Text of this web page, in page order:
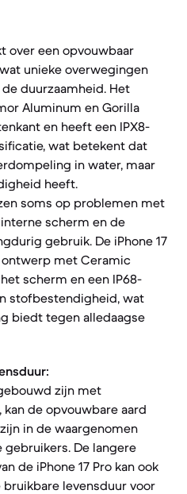
over een opvouwbaar
unieke overwegingen
duurzaamheid. Het
Aluminum en Gorilla
en heeft een IPX8-
wat betekent dat
in water, maar
heeft.
soms op problemen met
scherm en de
gebruik. De iPhone 17
met Ceramic
scherm en een IP68-
stofbestendigheid, wat
biedt tegen alledaagse
zijn met
de opvouwbare aard
in de waargenomen
De langere
de iPhone 17 Pro kan ook
levensduur voor